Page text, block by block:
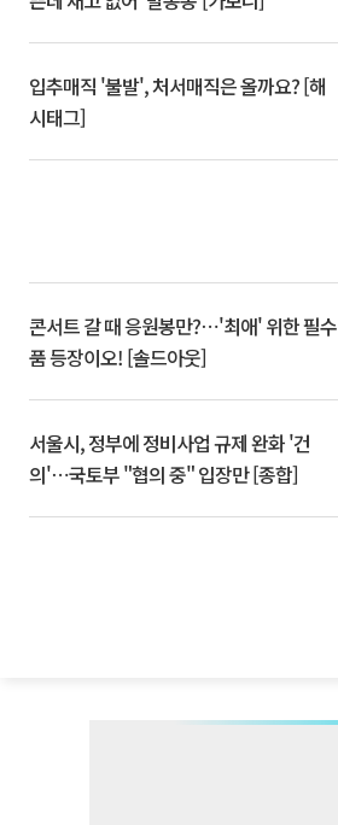
입추매직 '불발', 처서매직은 올까요? [해
시태그]
콘서트 갈 때 응원봉만?⋯'최애' 위한 필수
품 등장이오! [솔드아웃]
서울시, 정부에 정비사업 규제 완화 '건
의'⋯국토부 "협의 중" 입장만 [종합]